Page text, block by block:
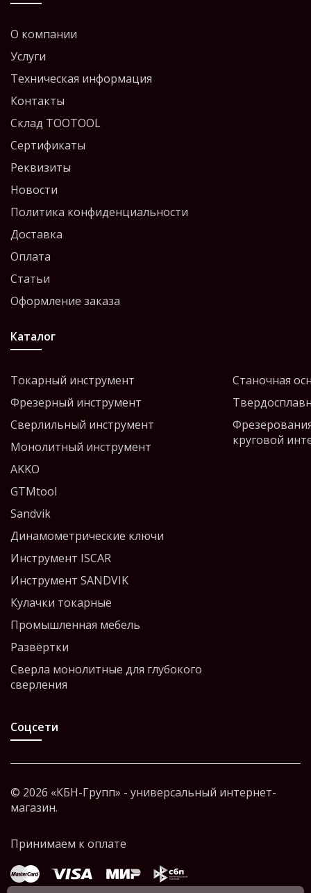
О компании
Услуги
Техническая информация
Контакты
Склад TOOTOOL
Сертификаты
Реквизиты
Новости
Политика конфиденциальности
Доставка
Оплата
Статьи
Оформление заказа
Каталог
Токарный инструмент
Фрезерный инструмент
Сверлильный инструмент
Монолитный инструмент
AKKO
GTMtool
Sandvik
Динамометрические ключи
Инструмент ISCAR
Инструмент SANDVIK
Кулачки токарные
Промышленная мебель
Развёртки
Сверла монолитные для глубокого
сверления
Станочная
круговой
Соцсети
© 2026 «КБН-Групп» - универсальный интернет-
магазин.